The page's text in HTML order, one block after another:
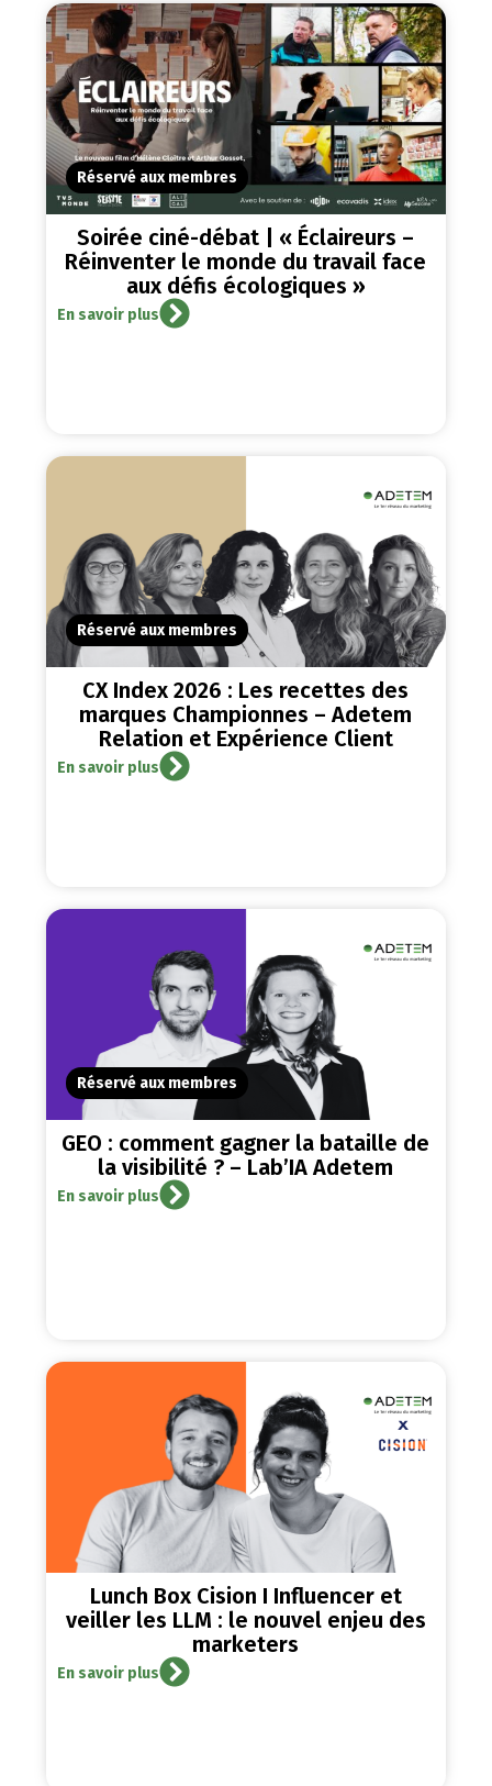
Réservé aux membres
Soirée ciné-débat | « Éclaireurs –
Réinventer le monde du travail face
aux défis écologiques »
En savoir plus
Réservé aux membres
CX Index 2026 : Les recettes des
marques Championnes – Adetem
Relation et Expérience Client
En savoir plus
Réservé aux membres
GEO : comment gagner la bataille de
la visibilité ? – Lab’IA Adetem
En savoir plus
Lunch Box Cision I Influencer et
veiller les LLM : le nouvel enjeu des
marketers
En savoir plus